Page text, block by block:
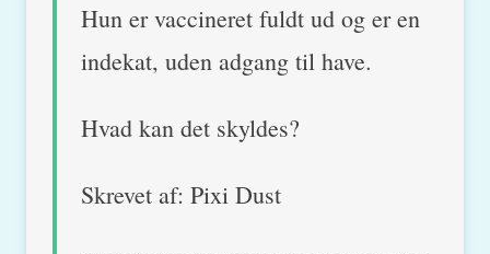
Hun er vaccineret fuldt ud og er en
indekat, uden adgang til have.
Hvad kan det skyldes?
Skrevet af: Pixi Dust